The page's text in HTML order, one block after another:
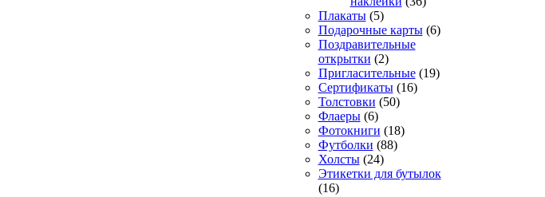
Плакаты (5)
Подарочные карты (6)
Поздравительные
открытки (2)
Пригласительные (19)
Сертификаты (16)
Толстовки (50)
Флаеры (6)
Фотокниги (18)
Футболки (88)
Холсты (24)
Этикетки для бутылок
(16)